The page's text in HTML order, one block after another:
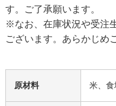
す。ご了承願います。
※なお、在庫状況や受注
ございます。あらかじめ
原材料 米、食